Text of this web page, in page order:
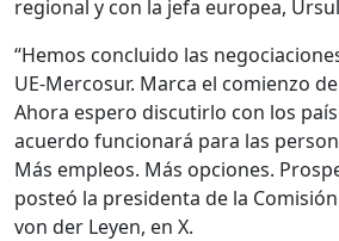
regional y con la jefa europea,
“Hemos concluido las
UE-Mercosur. Marca el comienzo
Ahora espero discutirlo con los
acuerdo funcionará para las
Más empleos. Más opciones.
posteó la presidenta de la
von der Leyen, en X.